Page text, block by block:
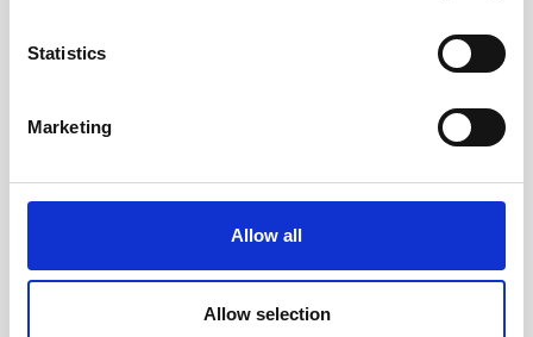
Statistics
Marketing
Allow all
Allow selection
Moleskine Classic Soft
Myrtle Green
209 kr/st
Köp
Moleskine Reporter
Cover - Svart - Linjerad
229 kr/st
Köp